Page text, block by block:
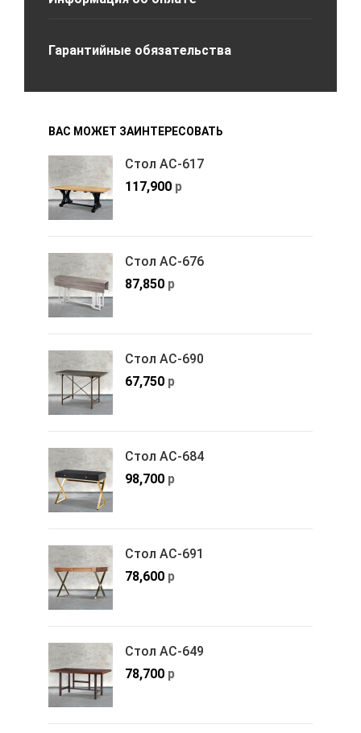
Гарантийные обязательства
ВАС МОЖЕТ ЗАИНТЕРЕСОВАТЬ
Стол АС-617
117,900 р
Стол АС-676
87,850 р
Стол АС-690
67,750 р
Стол АС-684
98,700 р
Стол АС-691
78,600 р
Стол АС-649
78,700 р